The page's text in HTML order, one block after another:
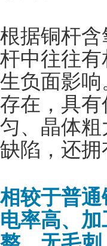
根据铜杆
杆中往往
生负面影
存在，具
匀、晶体
缺陷，还
相较于普
电率高、